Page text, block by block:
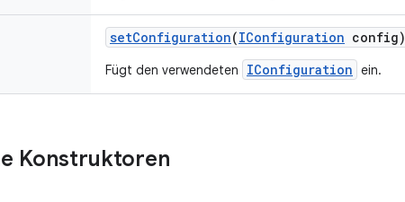
setConfiguration(IConfiguration config)
Fügt den verwendeten IConfiguration ein.
Konstruktoren